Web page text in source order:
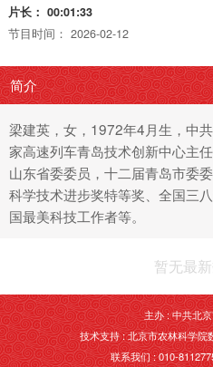
片长： 00:01:33
节目时间： 2026-02-12
简介
梁建英，女，1972年4月生，中
家高速列车青岛技术创新中心主
山东省委委员，十二届青岛市委
科学技术进步奖特等奖、全国三
国最美科技工作者等。
暂无最
主办 : 中共北
技术支持 : 北京市农林科学院
联系我们 : 010-